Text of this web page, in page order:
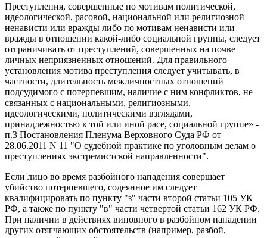
Преступления, совершенные по мотивам политической,
идеологической, расовой, национальной или религиозной
ненависти или вражды либо по мотивам ненависти или
вражды в отношении какой-либо социальной группы, следует
отграничивать от преступлений, совершенных на почве
личных неприязненных отношений. Для правильного
установления мотива преступления следует учитывать, в
частности, длительность межличностных отношений
подсудимого с потерпевшим, наличие с ним конфликтов, не
связанных с национальными, религиозными,
идеологическими, политическими взглядами,
принадлежностью к той или иной расе, социальной группе» -
п.3 Постановления Пленума Верховного Суда РФ от
28.06.2011 N 11 "О судебной практике по уголовным делам о
преступлениях экстремистской направленности".
Если лицо во время разбойного нападения совершает
убийство потерпевшего, содеянное им следует
квалифицировать по пункту "з" части второй статьи 105 УК
РФ, а также по пункту "в" части четвертой статьи 162 УК РФ.
При наличии в действиях виновного в разбойном нападении
других отягчающих обстоятельств (например, разбой,